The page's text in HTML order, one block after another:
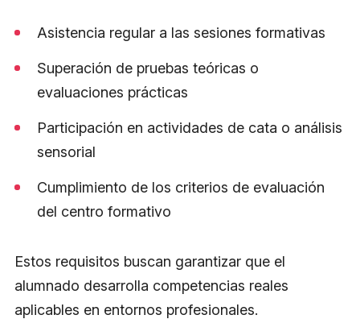
Asistencia regular a las sesiones formativas
Superación de pruebas teóricas o
evaluaciones prácticas
Participación en actividades de cata o análisis
sensorial
Cumplimiento de los criterios de evaluación
del centro formativo
Estos requisitos buscan garantizar que el
alumnado desarrolla competencias reales
aplicables en entornos profesionales.